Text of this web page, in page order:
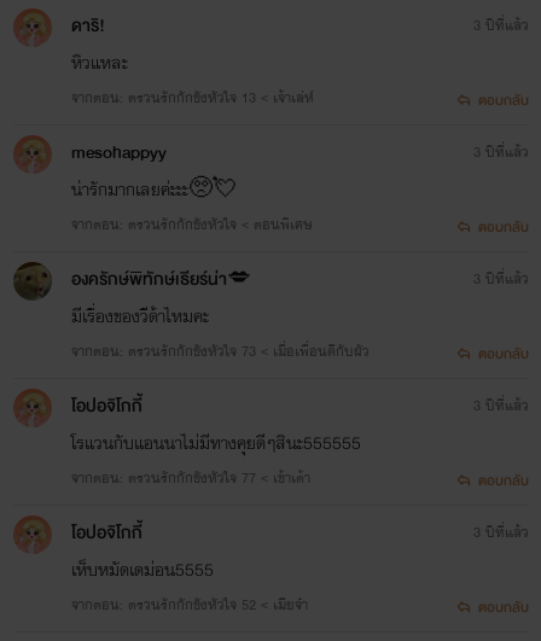
ดาริ!
หิวแหละ
จากตอน: ตรวนรักกักขังหัวใจ 13 < เจ้าเล่ห์
3 ปีที่แล้ว
ตอบกลับ
mesohappyy
น่ารักมากเลยค่ะะะ🥺💘
จากตอน: ตรวนรักกักขังหัวใจ < ตอนพิเศษ
3 ปีที่แล้ว
ตอบกลับ
องครักษ์พิทักษ์เธียร์น่า💋
มีเรื่องของวีด้าไหมคะ
จากตอน: ตรวนรักกักขังหัวใจ 73 < เมื่อเพื่อนดีกับผัว
3 ปีที่แล้ว
ตอบกลับ
โอปอจิโกกี้
โรแวนกับแอนนาไม่มีทางคุยดีๆสินะ555555
จากตอน: ตรวนรักกักขังหัวใจ 77 < เข้าเต้า
3 ปีที่แล้ว
ตอบกลับ
โอปอจิโกกี้
เห็บหมัดเดม่อน5555
จากตอน: ตรวนรักกักขังหัวใจ 52 < เมียจ๋า
3 ปีที่แล้ว
ตอบกลับ